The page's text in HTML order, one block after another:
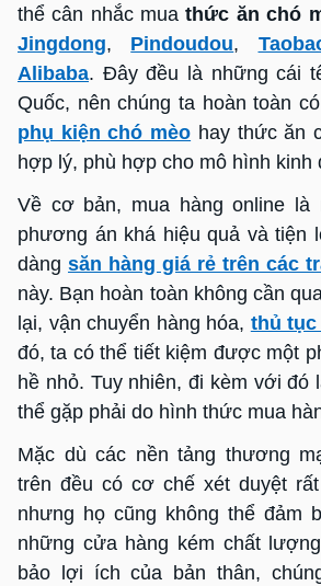
thể cân nhắc muathức ăn chó
Jingdong, Pindoudou,
Alibaba. Đây đều là những cái
Quốc, nên chúng ta hoàn toàn
phụ kiện chó mèo hay thức ăn
hợp lý, phù hợp cho mô hình kinh
Về cơ bản, mua hàng online là
phương án khá hiệu quả và tiện
dàng săn hàng giá rẻ trên các
này. Bạn hoàn toàn không cần
lại, vận chuyển hàng hóa, thủ tục
đó, ta có thể tiết kiệm được một
hề nhỏ. Tuy nhiên, đi kèm với đó
thể gặp phải do hình thức mua
Mặc dù các nền tảng thương
trên đều có cơ chế xét duyệt
nhưng họ cũng không thể đảm
những cửa hàng kém chất
bảo lợi ích của bản thân,